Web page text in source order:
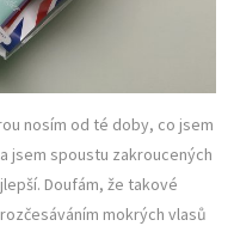
nosím od té doby, co jsem
jsem spoustu zakroucených
Doufám, že takové
rozčesáváním mokrých vlasů